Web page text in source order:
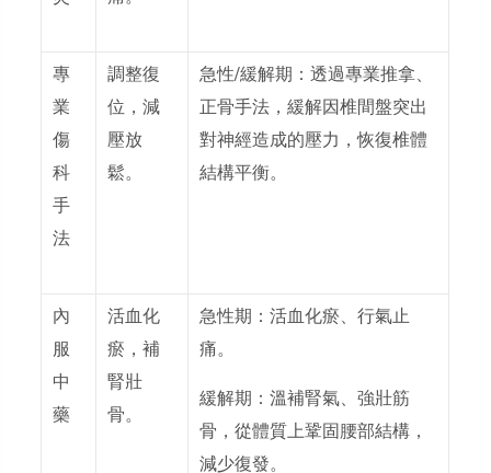
專
業
傷
科
手
法
調整復
位，減
壓放
鬆。
急性/緩解期：透過專業推拿、
正骨手法，緩解因椎間盤突出
對神經造成的壓力，恢復椎體
結構平衡。
內
服
中
藥
活血化
瘀，補
腎壯
骨。
急性期：活血化瘀、行氣止
痛。
緩解期：溫補腎氣、強壯筋
骨，從體質上鞏固腰部結構，
減少復發。